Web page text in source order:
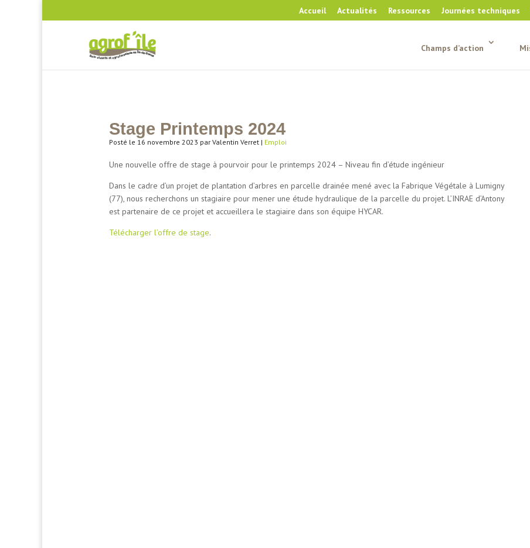
Accueil Actualités Ressources Journées techniques
Champs d’action
Stage Printemps 2024
Posté le 16 novembre 2023 par Valentin Verret | Emploi
Une nouvelle offre de stage à pourvoir pour le printemps 2024 – Niveau fin d’étude ingénieur
Dans le cadre d’un projet de plantation d’arbres en parcelle drainée mené avec la Fabrique Végétale à Lumigny
(77), nous recherchons un stagiaire pour mener une étude hydraulique de la parcelle du projet. L’INRAE d’Antony
est partenaire de ce projet et accueillera le stagiaire dans son équipe HYCAR.
Télécharger l’offre de stage.